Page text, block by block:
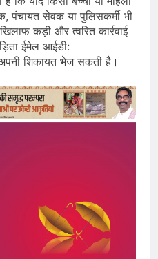
पंचायत सेवक या पुलिसकर्मी भी
कड़ी और त्वरित कार्रवाई
ईमेल आईडी:
शिकायत भेज सकती है।